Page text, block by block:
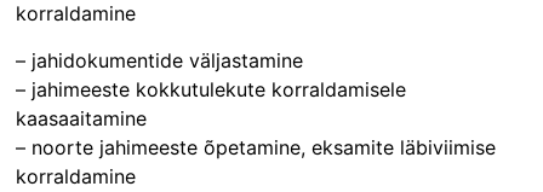
korraldamine
– jahidokumentide väljastamine
– jahimeeste kokkutulekute korraldamisele
kaasaaitamine
– noorte jahimeeste õpetamine, eksamite läbiviimise
korraldamine